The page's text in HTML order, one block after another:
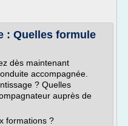
: Quelles formule
dès maintenant
accompagnée.
? Quelles
auprès de
formations ?